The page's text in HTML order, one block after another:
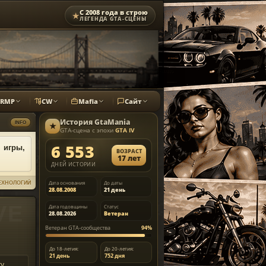
★С 2008 года в строю
ЛЕГЕНДА GTA-СЦЕНЫ
CW Mafia Сайт
INFO
игры,
★ ИсторияGtaMania
GTA-сцена с эпохи GTA IV
6 553
ДНЕЙ ИСТОРИИ
ВОЗРАСТ
17 лет
Дата основания
28.08.2008
До даты
21 день
Дата годовщины
28.08.2026
Статус
Ветеран
Ветеран GTA-сообщества
94%
До 18-летия:
21 день
До 20-летия:
752 дня